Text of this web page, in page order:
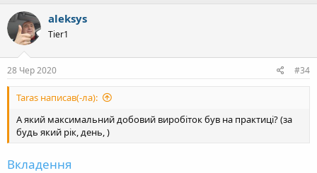
aleksys
Tier1
28 Чер 2020 #34
Taras написав(-ла):
А який максимальний добовий виробіток був на практиці? (за
будь який рік, день, )
Вкладення